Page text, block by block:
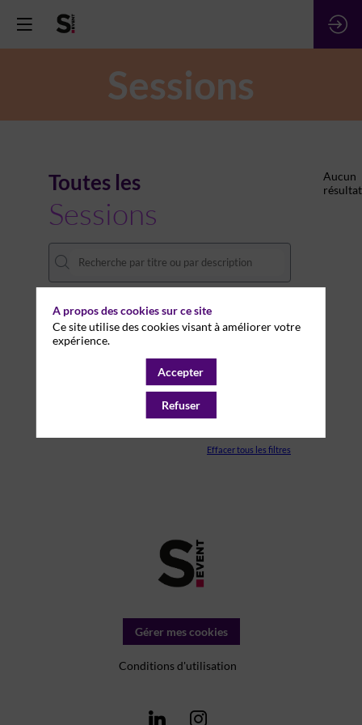
Sessions
Toutes les
Sessions
DATES
THÈMATIQUES
Effacer tous les filtres
Aucun
résultat
Gérer mes cookies
Conditions d'utilisation
A propos des cookies sur ce site
Ce site utilise des cookies visant à améliorer votre
expérience.
Accepter
Refuser